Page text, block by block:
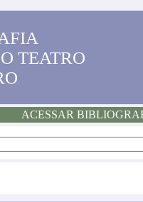
TEATRO
ACESSAR